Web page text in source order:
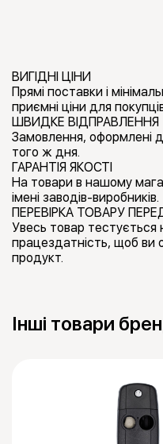
ВИГІДНІ ЦІНИ
Прямі поставки і
приємні ціни для
ШВИДКЕ ВІДПРАВЛЕННЯ
Замовлення, оформлені
того ж дня.
ГАРАНТІЯ ЯКОСТІ
На товари в нашому
імені заводів-виробників.
ПЕРЕВІРКА ТОВАРУ
Увесь товар
працездатність, щоб ви
продукт.
Інші товари